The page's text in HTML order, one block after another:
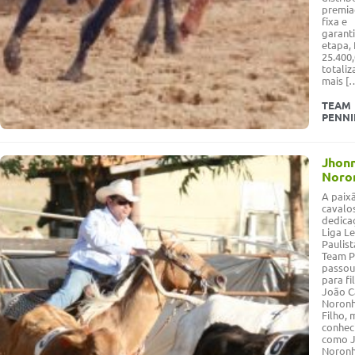
fixa e
etapa,
mais
TEAM
A
Liga
Team
para
João
Filho,
como